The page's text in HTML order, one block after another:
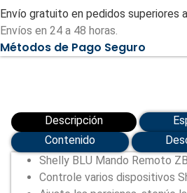
Bluetooth
/
Zigbee
(SH-
BLU-
Envío gratuito en pedidos superiores
Envíos en 24 a 48 horas.
Métodos de Pago Seguro
Descripción
Contenido
Shelly BLU Mando Remoto
Controle varios dispositivos